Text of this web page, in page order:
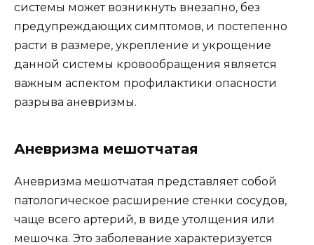
системы может возникнуть внезапно, без
предупреждающих симптомов, и постепенно
расти в размере, укрепление и укрощение
данной системы кровообращения является
важным аспектом профилактики опасности
разрыва аневризмы.
Аневризма мешотчатая
Аневризма мешотчатая представляет собой
патологическое расширение стенки сосудов,
чаще всего артерий, в виде утолщения или
мешочка. Это заболевание характеризуется